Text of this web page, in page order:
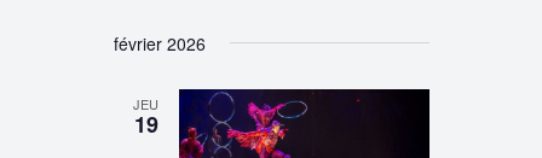
février 2026
JEU
19